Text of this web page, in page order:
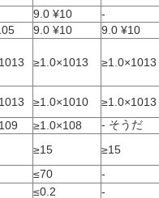
9.0 ¥10 -
9.0 ¥10 9.0 ¥10
≥1.0×1013 ≥1.0×1013
≥1.0×1010 ≥1.0×1013
≥1.0×108 - そうだ
≥15 ≥15
≤70 -
≤0.2 -